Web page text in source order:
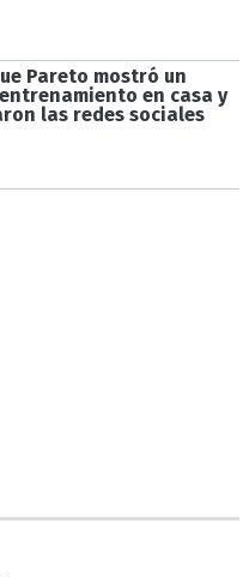
Pareto mostró un
en casa y
las redes sociales